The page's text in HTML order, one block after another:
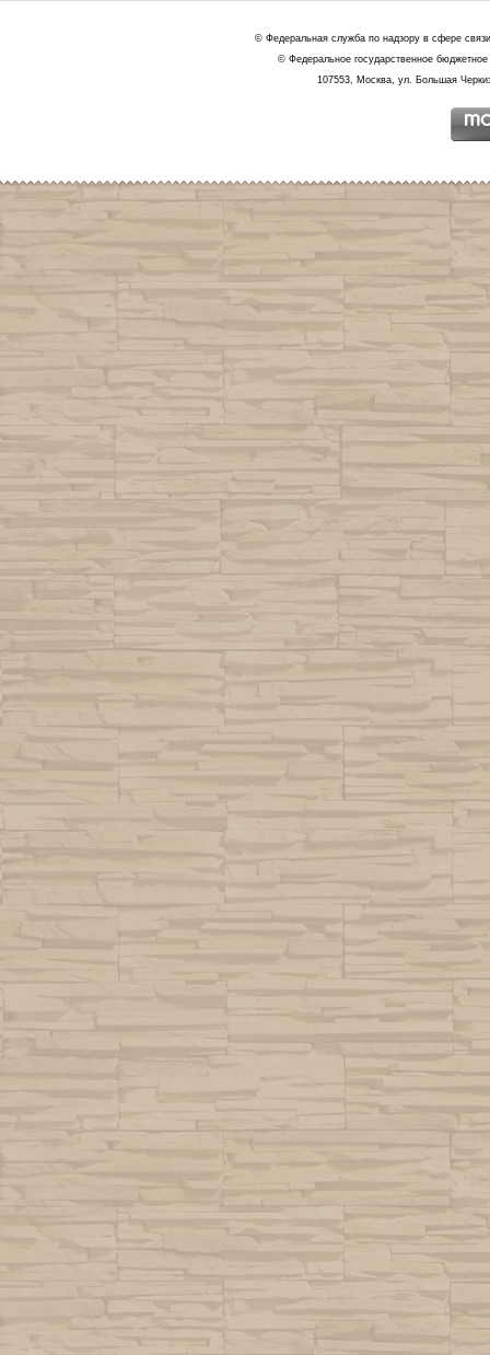
© Федеральная служба по надзору в сфере
© Федеральное государственное
107553, Москва, ул. Большая